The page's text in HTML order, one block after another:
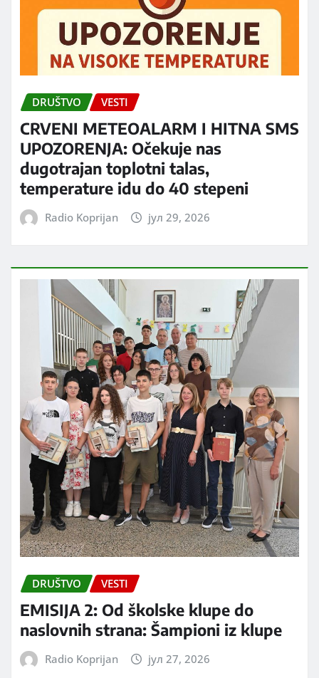
DRUŠTVO VESTI
CRVENI METEOALARM I HITNA SMS
UPOZORENJA: Očekuje nas
dugotrajan toplotni talas,
temperature idu do 40 stepeni
Radio Koprijan јул 29, 2026
DRUŠTVO VESTI
EMISIJA 2: Od školske klupe do
naslovnih strana: Šampioni iz klupe
Radio Koprijan јул 27, 2026